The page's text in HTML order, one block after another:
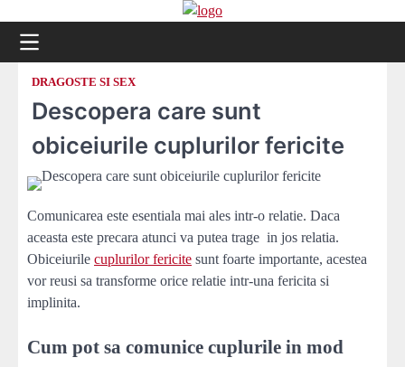
content
DRAGOSTE SI SEX
Descopera care sunt
obiceiurile cuplurilor fericite
Comunicarea este esentiala mai ales intr-o relatie. Daca
aceasta este precara atunci va putea trage in jos relatia.
Obiceiurile cuplurilor fericite sunt foarte importante, acestea
vor reusi sa transforme orice relatie intr-una fericita si
implinita.
Cum pot sa comunice cuplurile in mod